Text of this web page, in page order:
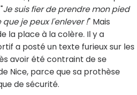
Je suis fier de prendre mon pied
je peux l'enlever !" Mais
la place à la colère. Il y a
a posté un texte furieux sur les
avoir été contraint de se
Nice, parce que sa prothèse
de sécurité.